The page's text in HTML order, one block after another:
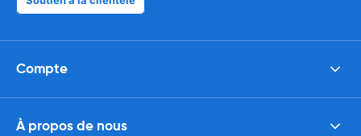
Compte
À propos de nous